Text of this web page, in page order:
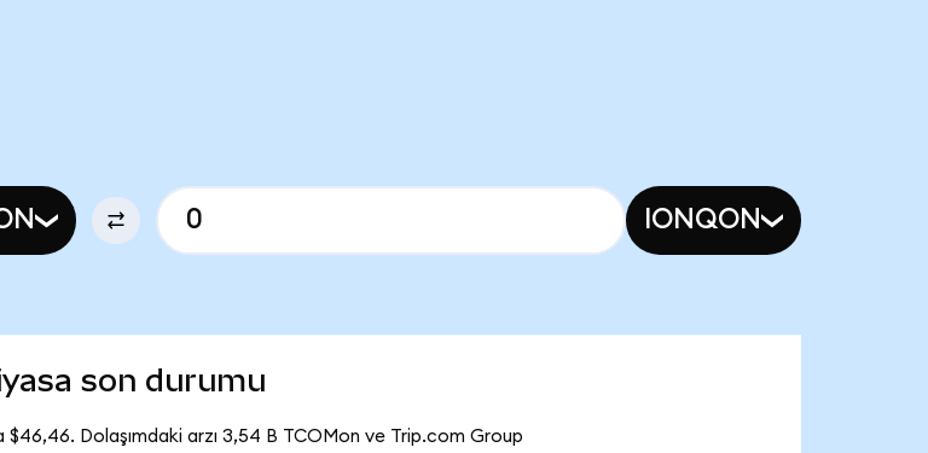
IONQON
son durumu
Dolaşımdaki arzı 3,54 B TCOMon ve Trip.com Group